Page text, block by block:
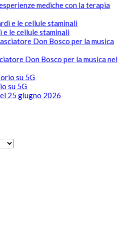
mediche con la terapia
e le cellule staminali
Don Bosco per la musica nel
su 5G
25 giugno 2026